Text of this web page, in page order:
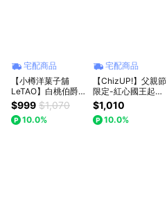
宅配商品
【小樽洋菓子舖
LeTAO】白桃伯爵起
司蛋糕 (冷凍宅配｜
冷凍保存)
$999 $1,070
10.0%
宅配商品
【ChizUP!】父親節
限定-紅心國王起司
蛋糕(3種口味可選)
$1,010
10.0%